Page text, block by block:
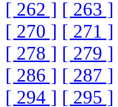
[ 262 ] [ 263 ]
[ 270 ] [ 271 ]
[ 278 ] [ 279 ]
[ 286 ] [ 287 ]
[ 294 ] [ 295 ]